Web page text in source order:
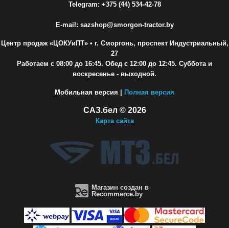
Telegram: +375 (44) 534-42-78
E-mail: sazshop@smorgon-tractor.by
Центр продаж «ЦОКУиПТ»• г. Сморгонь, проспект Индустриальный,
27
Работаем с 08:00 до 16:45. Обед с 12:00 до 12:45. Суббота и
воскресенье - выходной.
Мобильная версия | Полная версия
САЗ.бел © 2026
Карта сайта
Магазин создан в
Recommerce.by